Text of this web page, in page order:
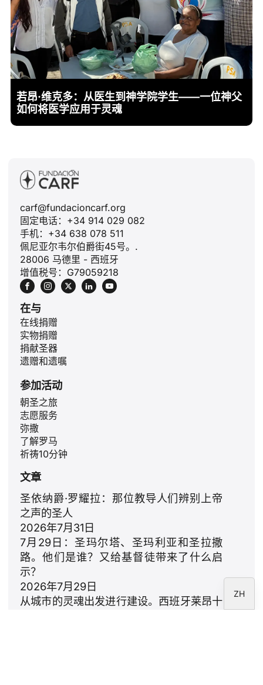
若昂·维克多：从医生到神学院学生——一位神父
如何将医学应用于灵魂
carf@fundacioncarf.org
固定电话：+34 914 029 082
手机：+34 638 078 511
佩尼亚尔韦尔伯爵街45号。.
28006 马德里 - 西班牙
增值税号：G79059218
在与
在线捐赠
实物捐赠
捐献圣器
遗赠和遗嘱
参加活动
朝圣之旅
志愿服务
弥撒
了解罗马
祈祷10分钟
文章
圣依纳爵·罗耀拉：那位教导人们辨别上帝
之声的圣人
2026年7月31日
7月29日：圣玛尔塔、圣玛利亚和圣拉撒
路。他们是谁？又给基督徒带来了什么启
示？
2026年7月29日
从城市的灵魂出发进行建设。西班牙莱昂十
ZH